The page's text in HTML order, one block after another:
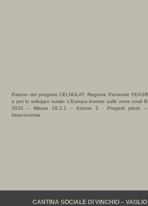
Partner del progetto CELNULAT, Regione Piemonte
e per lo sviluppo rurale- L’Europa investe sulle zone rurali
2020 – Misura 16.2.1 – Azione 2 - Progetti pilota –
bioeconomia
CANTINA SOCIALE DI VINCHIO –